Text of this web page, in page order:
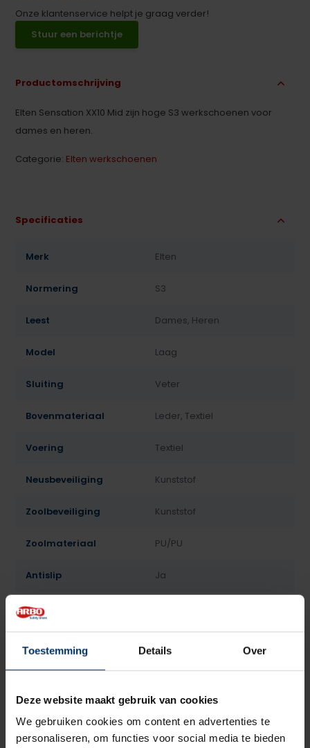
Toestemming Details Over
Deze website maakt gebruik van cookies
We gebruiken cookies om content en advertenties te
personaliseren, om functies voor social media te bieden
Onze klantenservice helpt je graag verder!
Stuur een berichtje
Productomschrijving
Elten Sensation XX10 Mid zijn hoge S3 werkschoenen voor
dames en heren.
Categorie: Elten werkschoenen
Specificaties
Merk Elten
Normering S3
Leest Dames, Heren
Model Laag
Sluiting Veter
Bovenmateriaal Leder, Textiel
Voering Textiel
Neusbeveiliging Kunststof
Zoolbeveiliging Kunststof
Zoolmateriaal PU/PU
Antislip Ja
Overige specificaties
Beoordelingen
5van5 Gebaseerd op 2 beoordeling(en)